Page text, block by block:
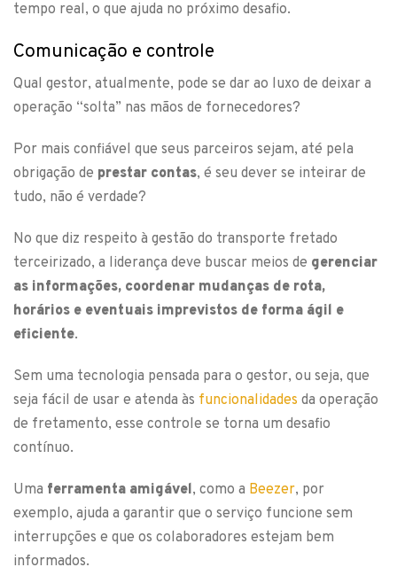
tempo real, o que ajuda no próximo desafio.
Comunicação e controle
Qual gestor, atualmente, pode se dar ao luxo de deixar a
operação “solta” nas mãos de fornecedores?
Por mais confiável que seus parceiros sejam, até pela
obrigação de prestar contas, é seu dever se inteirar de
tudo, não é verdade?
No que diz respeito à gestão do transporte fretado
terceirizado, a liderança deve buscar meios de gerenciar
as informações, coordenar mudanças de rota,
horários e eventuais imprevistos de forma ágil e
eficiente.
Sem uma tecnologia pensada para o gestor, ou seja, que
seja fácil de usar e atenda às funcionalidades da operação
de fretamento, esse controle se torna um desafio
contínuo.
Uma ferramenta amigável, como a Beezer, por
exemplo, ajuda a garantir que o serviço funcione sem
interrupções e que os colaboradores estejam bem
informados.